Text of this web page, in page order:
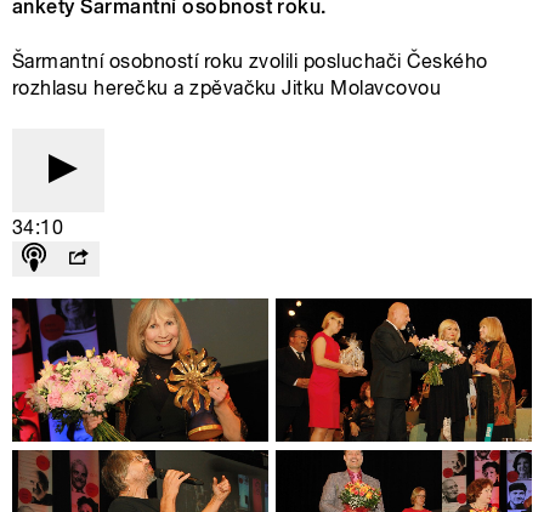
ankety Šarmantní osobnost roku.
Šarmantní osobností roku zvolili posluchači Českého
rozhlasu herečku a zpěvačku Jitku Molavcovou
34:10